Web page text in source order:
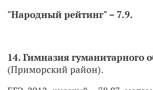
"Народный рейтинг" – 7.9.
14. Гимназия гуманитарного
(Приморский район).